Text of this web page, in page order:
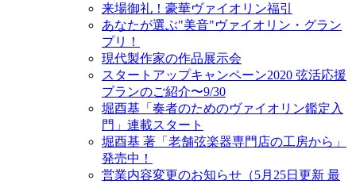
来場御礼！豪華ヴァイオリン福引
あなたが選ぶ"美音"ヴァイオリン・グラン
プリ！
現代製作家の作品展示会
スタートアップキャンペーン2020 弦活応援
プランのご紹介〜9/30
堀酉基「奏者のためのヴァイオリン鑑定入
門」連載スタート
堀酉基 著「老舗弦楽器専門店の工房から」
発売中！
営業内容変更のお知らせ（5月25日更新 最